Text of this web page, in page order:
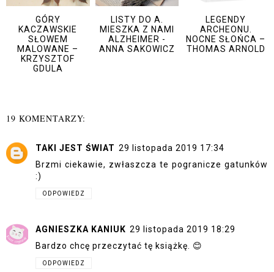
GÓRY
KACZAWSKIE
SŁOWEM
MALOWANE –
KRZYSZTOF
GDULA
LISTY DO A.
MIESZKA Z NAMI
ALZHEIMER -
ANNA SAKOWICZ
LEGENDY
ARCHEONU.
NOCNE SŁOŃCA –
THOMAS ARNOLD
19 KOMENTARZY:
TAKI JEST ŚWIAT 29 listopada 2019 17:34
Brzmi ciekawie, zwłaszcza te pogranicze gatunków
:)
ODPOWIEDZ
AGNIESZKA KANIUK 29 listopada 2019 18:29
Bardzo chcę przeczytać tę książkę. 😊
ODPOWIEDZ